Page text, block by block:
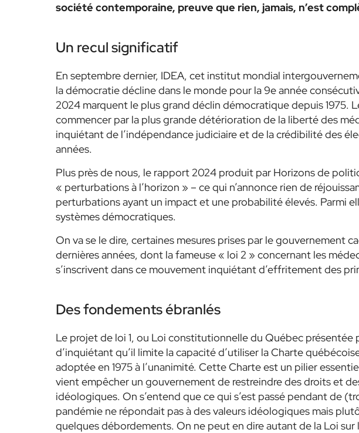
société contemporaine, preuve que rien, jamais, n’est
Un recul significatif
En septembre dernier, IDEA, cet institut mondial
la démocratie décline dans le monde pour la 9e année
2024 marquent le plus grand déclin démocratique depuis 1975.
commencer par la plus grande détérioration de la liberté des
inquiétant de l’indépendance judiciaire et de la crédibilité des
années.
Plus près de nous, le rapport 2024 produit par Horizons de
« perturbations à l’horizon » – ce qui n’annonce rien de
perturbations ayant un impact et une probabilité élevés. Parmi
systèmes démocratiques.
On va se le dire, certaines mesures prises par le gouvernement
dernières années, dont la fameuse « loi 2 » concernant les
s’inscrivent dans ce mouvement inquiétant d’effritement des
Des fondements ébranlés
Le projet de loi 1, ou Loi constitutionnelle du Québec présentée
d’inquiétant qu’il limite la capacité d’utiliser la Charte
adoptée en 1975 à l’unanimité. Cette Charte est un pilier
vient empêcher un gouvernement de restreindre des droits et
idéologiques. On s’entend que ce qui s’est passé pendant de
pandémie ne répondait pas à des valeurs idéologiques mais
quelques débordements. On ne peut en dire autant de la Loi sur